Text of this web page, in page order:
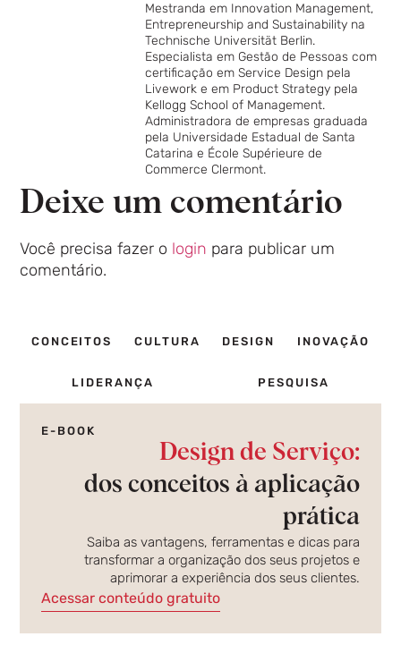
Mestranda em Innovation Management,
Entrepreneurship and Sustainability na
Technische Universität Berlin.
Especialista em Gestão de Pessoas com
certificação em Service Design pela
Livework e em Product Strategy pela
Kellogg School of Management.
Administradora de empresas graduada
pela Universidade Estadual de Santa
Catarina e École Supérieure de
Commerce Clermont.
Deixe um comentário
Você precisa fazer o login para publicar um
comentário.
CONCEITOS CULTURA DESIGN INOVAÇÃO
LIDERANÇA PESQUISA
E-BOOK
Design de Serviço:
dos conceitos à aplicação
prática
Saiba as vantagens, ferramentas e dicas para
transformar a organização dos seus projetos e
aprimorar a experiência dos seus clientes.
Acessar conteúdo gratuito